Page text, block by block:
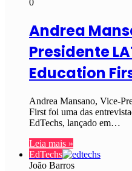
0
Andrea
Presidente
Education
Andrea Mansano, Vice-
First foi uma das
EdTechs, lançado em…
Leia mais »
EdTechs
João Barros